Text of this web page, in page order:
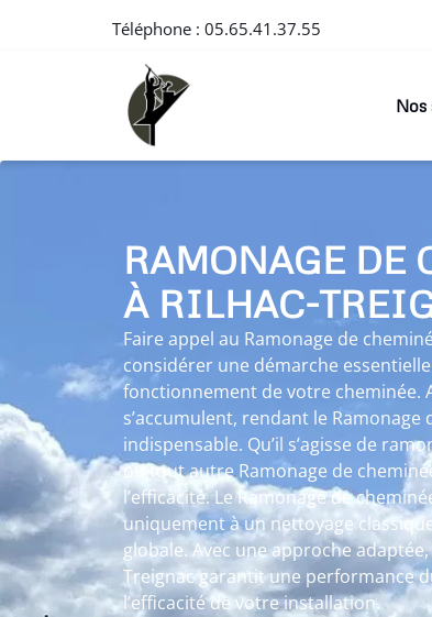
Téléphone : 05.65.41.37.55
Nos
RAMONAGE DE
À RILHAC-
Faire appel au Ramonage de
considérer une démarche
fonctionnement de votre cheminée.
s’accumulent, rendant le Ramonage
indispensable. Qu’il s’agisse de
ou tout autre Ramonage de
l’efficacité. Le Ramonage de
uniquement à un nettoyage
globale. Avec une approche
Treignac garantit une performance
l’efficacité de votre installation.